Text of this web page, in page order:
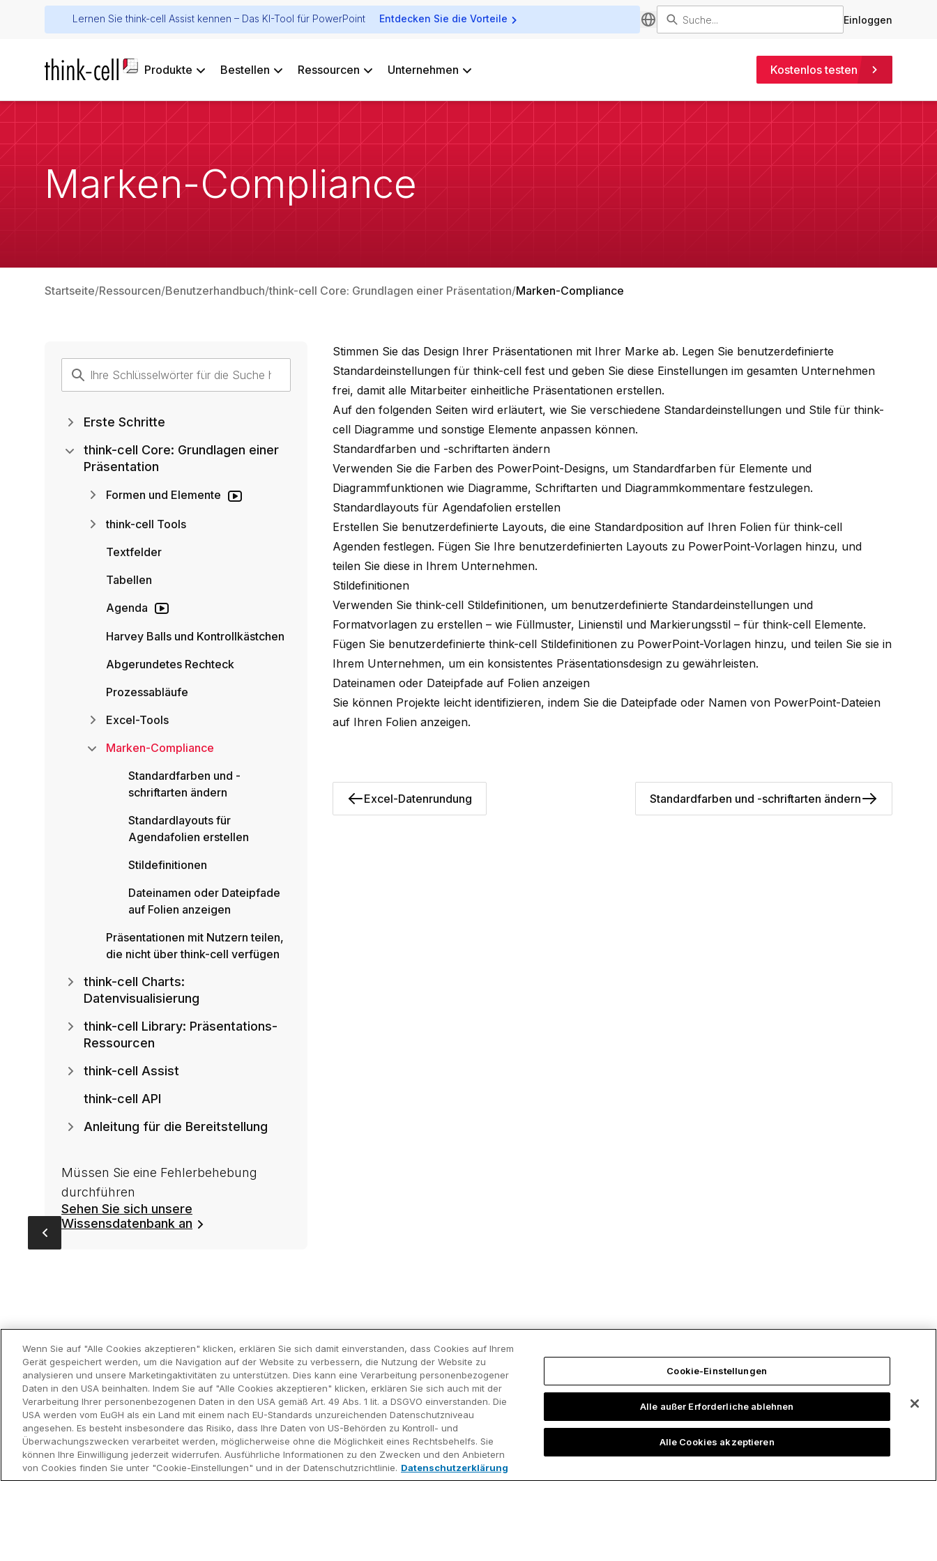
Lernen Sie think-cell Assist kennen – Das KI-Tool für PowerPoint Entdecken Sie die Vorteile Einloggen
Produkte Bestellen Ressourcen Unternehmen Kostenlos testen
Marken-Compliance
Startseite Ressourcen Benutzerhandbuch think-cell Core: Grundlagen einer Präsentation Marken-Compliance
Stimmen Sie das Design Ihrer Präsentationen mit Ihrer Marke ab. Legen Sie benutzerdefinierte
Standardeinstellungen fürthink-cell fest und geben Sie diese Einstellungen im gesamten Unternehmen
frei, damit alle Mitarbeitereinheitliche Präsentationen erstellen.
Auf den folgenden Seiten wird erläutert, wie Sie verschiedene Standardeinstellungen und Stile fürthink-
cell Diagramme und sonstige Elemente anpassen können.
Standardfarben und -schriftarten ändern
Verwenden Sie die Farben des PowerPoint-Designs, um Standardfarben für Elemente und
Diagrammfunktionen wie Diagramme, Schriftarten und Diagrammkommentare festzulegen.
Standardlayouts für Agendafolien erstellen
Erstellen Sie benutzerdefinierte Layouts, die eine Standardposition auf Ihren Folien fürthink-cell
Agenden festlegen. Fügen Sie Ihre benutzerdefinierten Layouts zu PowerPoint-Vorlagen hinzu, und
teilen Sie diese in Ihrem Unternehmen.
Stildefinitionen
Verwenden Siethink-cell Stildefinitionen, um benutzerdefinierte Standardeinstellungen und
Formatvorlagen zu erstellen – wie Füllmuster, Linienstil und Markierungsstil – fürthink-cell Elemente.
Fügen Sie benutzerdefiniertethink-cell Stildefinitionen zu PowerPoint-Vorlagen hinzu, und teilen Sie sie in
Ihrem Unternehmen, um ein konsistentes Präsentationsdesign zu gewährleisten.
Dateinamen oder Dateipfade auf Folien anzeigen
Sie können Projekte leicht identifizieren, indem Sie die Dateipfade oder Namen von PowerPoint-Dateien
auf Ihren Folien anzeigen.
Excel-Datenrundung Standardfarben und -schriftarten ändern
Erste Schritte
think-cell Core: Grundlagen einer
Präsentation
Formen und Elemente
think-cell Tools
Textfelder
Tabellen
Agenda
Harvey Balls und Kontrollkästchen
Abgerundetes Rechteck
Prozessabläufe
Excel-Tools
Marken-Compliance
Standardfarben und -
schriftarten ändern
Standardlayouts für
Agendafolien erstellen
Stildefinitionen
Dateinamen oder Dateipfade
auf Folien anzeigen
Präsentationen mit Nutzern teilen,
die nicht über think-cell verfügen
think-cell Charts:
Datenvisualisierung
think-cell Library: Präsentations-
Ressourcen
think-cell Assist
think-cell API
Anleitung für die Bereitstellung
Müssen Sie eine Fehlerbehebung
durchführen
Sehen Sie sich unsere
Wissensdatenbank an
The leading PowerPoint
Produkt
think-cell Suite
think-cell Essentials
Bestellen
Software
herunterladen
Benutzerhandbuch
Über uns
Karriere
Wenn Sie auf "Alle Cookies akzeptieren" klicken, erklären Sie sich damit einverstanden, dass Cookies auf Ihrem
Gerät gespeichert werden, um die Navigation auf der Website zu verbessern, die Nutzung der Website zu
analysieren und unsere Marketingaktivitäten zu unterstützen. Dies kann eine Verarbeitung personenbezogener
Daten in den USA beinhalten. Indem Sie auf "Alle Cookies akzeptieren" klicken, erklären Sie sich auch mit der
Verarbeitung Ihrer personenbezogenen Daten in den USA gemäß Art. 49 Abs. 1 lit. a DSGVO einverstanden. Die
USA werden vom EuGH als ein Land mit einem nach EU-Standards unzureichenden Datenschutzniveau
angesehen. Es besteht insbesondere das Risiko, dass Ihre Daten von US-Behörden zu Kontroll- und
Überwachungszwecken verarbeitet werden, möglicherweise ohne die Möglichkeit eines Rechtsbehelfs. Sie
können Ihre Einwilligung jederzeit widerrufen. Ausführliche Informationen zu den Zwecken und den Anbietern
von Cookies finden Sie unter "Cookie-Einstellungen" und in der Datenschutzrichtlinie. Datenschutzerklärung
Cookie-Einstellungen
Alle außer Erforderliche ablehnen
Alle Cookies akzeptieren